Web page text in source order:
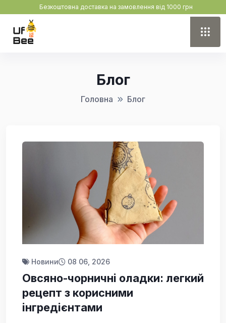
Безкоштовна доставка на замовлення від 1000 грн
Блог
Головна Блог
Новини 08 06, 2026
Овсяно-чорничні оладки: легкий
рецепт з корисними
інгредієнтами